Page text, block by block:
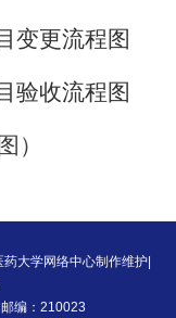
变更流程图
验收流程图
）
大学网络中心制作维护|
编：210023